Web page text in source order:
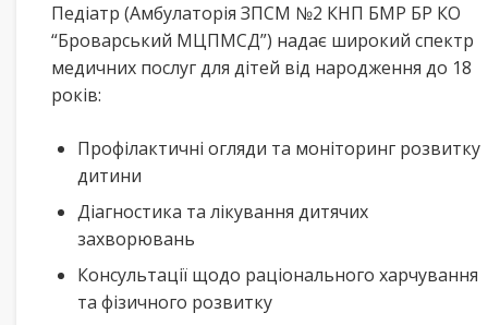
Педіатр (Амбулаторія ЗПСМ №2 КНП БМР БР КО
“Броварський МЦПМСД”) надає широкий спектр
медичних послуг для дітей від народження до 18
років:
Профілактичні огляди та моніторинг розвитку
дитини
Діагностика та лікування дитячих
захворювань
Консультації щодо раціонального харчування
та фізичного розвитку